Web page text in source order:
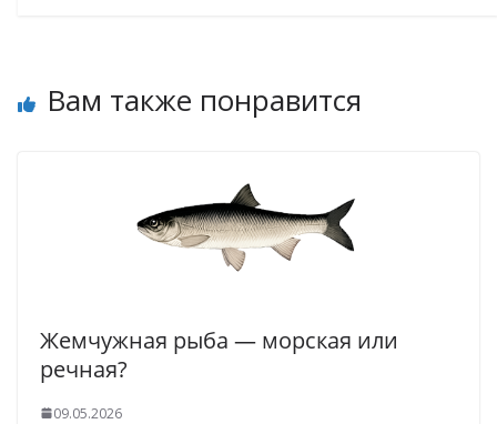
Вам также понравится
Жемчужная рыба — морская или
речная?
09.05.2026